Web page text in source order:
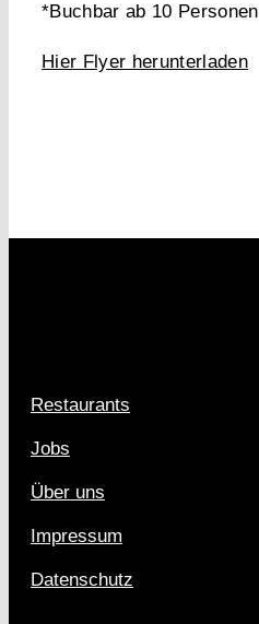
*Buchbar ab 10 Personen
Hier Flyer herunterladen
Restaurants
Jobs
Über uns
Impressum
Datenschutz